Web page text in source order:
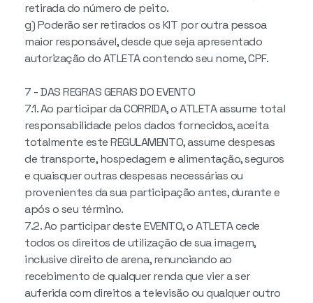
retirada do número de peito.
g) Poderão ser retirados os KIT por outra pessoa
maior responsável, desde que seja apresentado
autorização do ATLETA contendo seu nome, CPF.
7 - DAS REGRAS GERAIS DO EVENTO
7.1. Ao participar da CORRIDA, o ATLETA assume total
responsabilidade pelos dados fornecidos, aceita
totalmente este REGULAMENTO, assume despesas
de transporte, hospedagem e alimentação, seguros
e quaisquer outras despesas necessárias ou
provenientes da sua participação antes, durante e
após o seu término.
7.2. Ao participar deste EVENTO, o ATLETA cede
todos os direitos de utilização de sua imagem,
inclusive direito de arena, renunciando ao
recebimento de qualquer renda que vier a ser
auferida com direitos a televisão ou qualquer outro